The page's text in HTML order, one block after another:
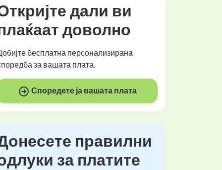
дали ви
доволно
бесплатна персонализирана
за вашата плата.
Споредете ја вашата плата
правилни
за платите